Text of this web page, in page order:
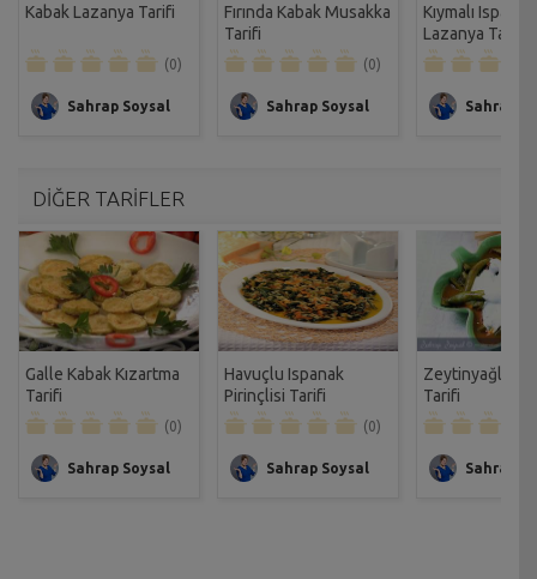
Kabak Lazanya Tarifi
(0)
Sahrap Soysal
Fırında Kabak Musakka
Tarifi
(0)
Sahrap Soysal
Kıymalı
Lazanya Tarifi
Sahrap
DİĞER TARİFLER
Galle Kabak Kızartma
Tarifi
(0)
Sahrap Soysal
Havuçlu Ispanak
Pirinçlisi Tarifi
(0)
Sahrap Soysal
Zeytinyağlı
Tarifi
Sahrap